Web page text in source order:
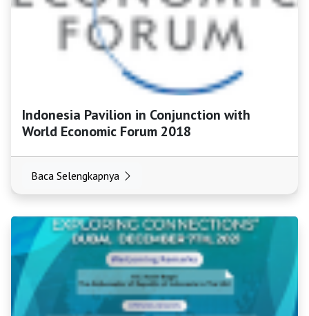
Indonesia Pavilion in Conjunction with
World Economic Forum 2018
Baca Selengkapnya